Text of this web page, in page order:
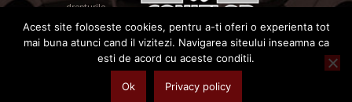
drepturile
rezervate.
Politica de
prelucrare
a datelor cu
utilizare Cookie
Acest site foloseste cookies, pentru a-ti oferi o experienta tot
mai buna atunci cand il vizitezi. Navigarea siteului inseamna ca
esti de acord cu aceste conditii.
Ok Privacy policy